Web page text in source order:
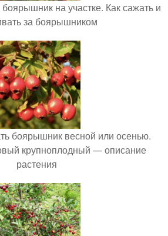
на участке. Как сажать и
за боярышником
боярышник весной или осенью.
крупноплодный — описание
растения